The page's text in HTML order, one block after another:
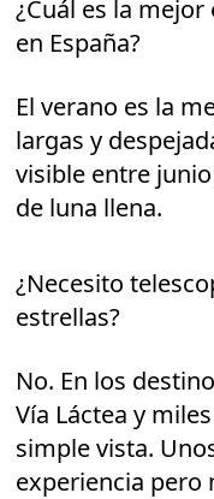
¿Cuál es la
en España?
El verano es la
largas y
visible entre
de luna llena.
¿Necesito
estrellas?
No. En los
Vía Láctea y
simple vista.
experiencia pero